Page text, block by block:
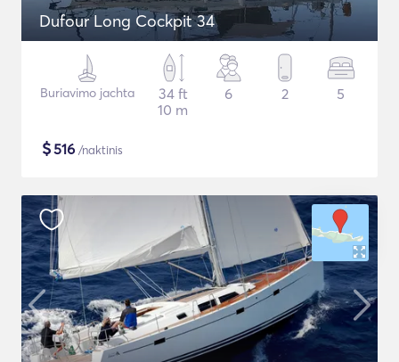
Dufour Long Cockpit 34
Buriavimo jachta
34 ft
10 m
6 2 5
$516 /naktinis